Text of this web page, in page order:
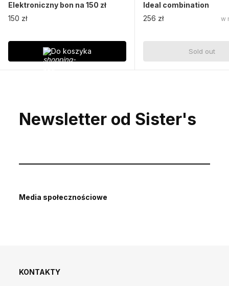
Elektroniczny bon na 150 zł
150 zł
Do koszyka
Ideal combination
256 zł
w
Sold out
Newsletter od Sister's
Media społecznościowe
KONTAKTY